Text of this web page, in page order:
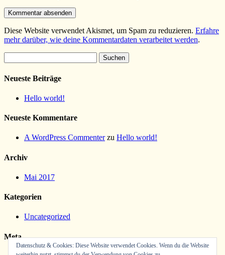
Diese Website verwendet Akismet, um Spam zu reduzieren. Erfahre
mehr darüber, wie deine Kommentardaten verarbeitet werden.
nach:
Neueste Beiträge
Hello world!
Neueste Kommentare
A WordPress Commenterzu Hello world!
Archiv
Mai 2017
Kategorien
Uncategorized
Meta
Datenschutz & Cookies: Diese Website verwendet Cookies. Wenn du die Website